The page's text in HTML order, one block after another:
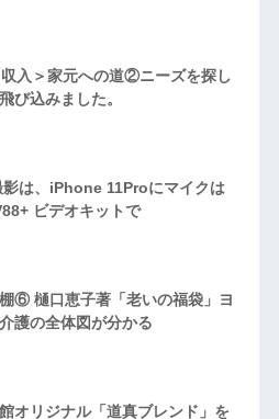
収入＞家元への道②ニーズを探し
び込みました。
は、iPhone 11Proにマイクは
ビデオキットで
⑥ 樋口恵子著「老いの福袋」ヨ
護の全体図が分かる
オリジナル「道真ブレンド」を